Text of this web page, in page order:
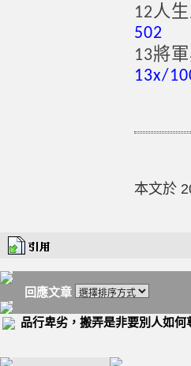
12人
502
13將
13x/
本文於
回應文章
品行卑劣，搬弄是非要別人如何